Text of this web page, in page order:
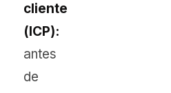
cliente
(ICP):
antes
de